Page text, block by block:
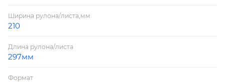
Ширина рулона/листа,мм
210
Длина рулона/листа
297мм
Формат